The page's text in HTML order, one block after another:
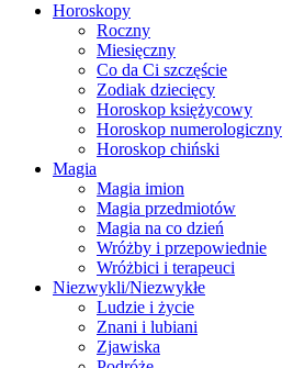
Horoskopy
Roczny
Miesięczny
Co da Ci szczęście
Zodiak dziecięcy
Horoskop księżycowy
Horoskop numerologiczny
Horoskop chiński
Magia
Magia imion
Magia przedmiotów
Magia na co dzień
Wróżby i przepowiednie
Wróżbici i terapeuci
Niezwykli/Niezwykłe
Ludzie i życie
Znani i lubiani
Zjawiska